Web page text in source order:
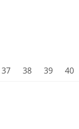
37 38 39 40